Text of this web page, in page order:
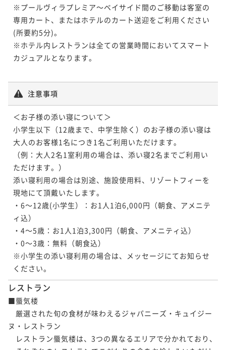
※プールヴィラプレミア～ベイサイド間のご移動は客室の
専用カート、またはホテルのカート送迎をご利用ください
(所要約5分)。
※ホテル内レストランは全ての営業時間においてスマート
カジュアルとなります。
注意事項
＜お子様の添い寝について＞
小学生以下（12歳まで、中学生除く）のお子様の添い寝は
大人のお客様1名につき1名ご利用いただけます。
（例：大人2名1室利用の場合は、添い寝2名までご利用い
ただけます。）
添い寝利用の場合は別途、施設使用料、リゾートフィーを
現地にて頂戴いたします。
・6～12歳(小学生）：お1人1泊6,000円（朝食、アメニテ
ィ込）
・4～5歳：お1人1泊3,300円（朝食、アメニティ込）
・0～3歳：無料（朝食込）
※小学生の添い寝利用の場合は、メッセージにてお知らせ
ください。
レストラン
■蜃気楼
厳選された旬の食材が味わえるジャパニーズ・キュイジー
ヌ・レストラン
レストラン蜃気楼は、3つの異なるエリアで分かれており、